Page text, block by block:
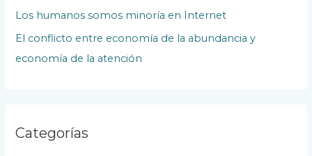
b
l
i
Los humanos somos minoría en Internet
El conflicto entre economía de la abundancia y
economía de la atención
Categorías